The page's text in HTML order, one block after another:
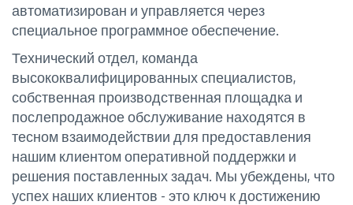
автоматизирован и управляется через
специальное программное обеспечение.
Технический отдел, команда
высококвалифицированных специалистов,
собственная производственная площадка и
послепродажное обслуживание находятся в
тесном взаимодействии для предоставления
нашим клиентом оперативной поддержки и
решения поставленных задач. Мы убеждены, что
успех наших клиентов - это ключ к достижению